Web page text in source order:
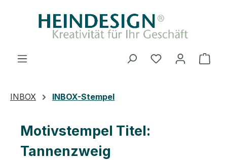
Zum Hauptinhalt springen
INBOX INBOX-Stempel
Motivstempel Titel:
Tannenzweig